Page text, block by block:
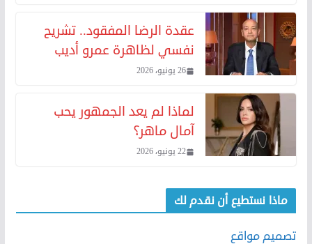
عقدة الرضا المفقود.. تشريح
نفسي لظاهرة عمرو أديب
26 يونيو، 2026
لماذا لم يعد الجمهور يحب
آمال ماهر؟
22 يونيو، 2026
ماذا نستطيع أن نقدم لك
تصميم مواقع